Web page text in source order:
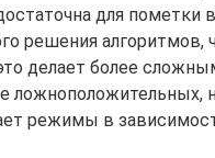
для пометки
решения
делает более
ложноположительных,
режимы в